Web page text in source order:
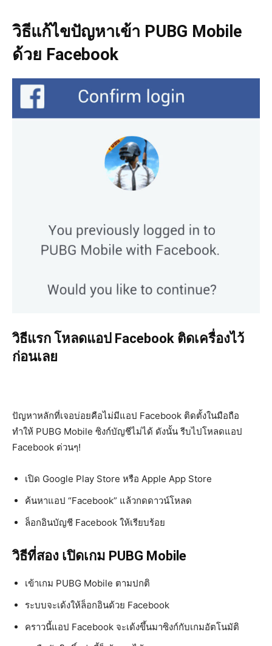
วิธีแก้ไขปัญหาเข้า PUBG Mobile
ด้วย Facebook
วิธีแรก โหลดแอป Facebook ติดเครื่องไว้
ก่อนเลย
ปัญหาหลักที่เจอบ่อยคือไม่มีแอป Facebook ติดตั้งในมือถือ
ทำให้ PUBG Mobile ซิงก์บัญชีไม่ได้ ดังนั้น รีบไปโหลดแอป
Facebook ด่วนๆ!
เปิด Google Play Store หรือ Apple App Store
ค้นหาแอป “Facebook” แล้วกดดาวน์โหลด
ล็อกอินบัญชี Facebook ให้เรียบร้อย
วิธีที่สอง เปิดเกม PUBG Mobile
เข้าเกม PUBG Mobile ตามปกติ
ระบบจะเด้งให้ล็อกอินด้วย Facebook
คราวนี้แอป Facebook จะเด้งขึ้นมาซิงก์กับเกมอัตโนมัติ